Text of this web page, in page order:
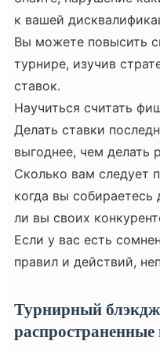
к вашей
Вы можете повысить
турнире, изучив
ставок.
Научиться считать
Делать ставки
выгоднее, чем делать
Сколько вам следует
когда вы собираетесь
ли вы своих
Если у вас есть
правил и действий,
Турнирный